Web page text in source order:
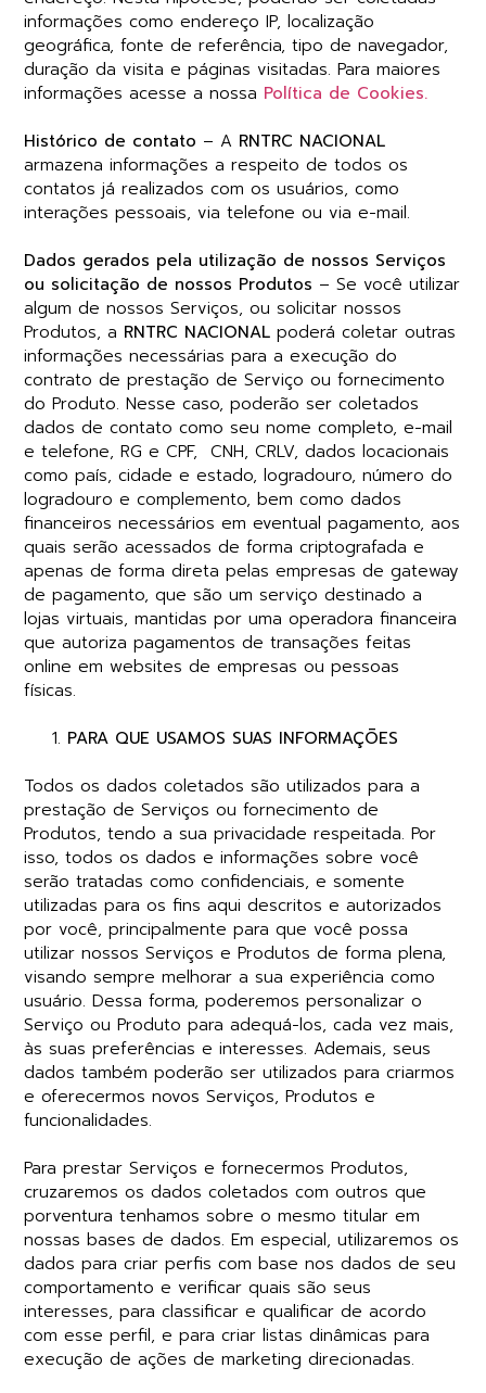
informações como endereço IP, localização
geográfica, fonte de referência, tipo de navegador,
duração da visita e páginas visitadas.Para maiores
informações acesse a nossa Política de Cookies.
Histórico de contato – A RNTRC NACIONAL
armazena informações a respeito de todos os
contatos já realizados com os usuários, como
interações pessoais, via telefone ou via e-mail.
Dados gerados pela utilização de nossos Serviços
ou solicitação de nossos Produtos – Se você utilizar
algum de nossos Serviços, ou solicitar nossos
Produtos, a RNTRC NACIONAL poderá coletar outras
informações necessárias para a execução do
contrato de prestação de Serviço ou fornecimento
do Produto. Nesse caso, poderão ser coletados
dados de contato como seu nome completo, e-mail
e telefone, RG e CPF, CNH, CRLV, dados locacionais
como país, cidade e estado, logradouro, número do
logradouro e complemento, bem como dados
financeiros necessários em eventual pagamento, aos
quais serão acessados de forma criptografada e
apenas de forma direta pelas empresas de gateway
de pagamento, que são um serviço destinado a
lojas virtuais, mantidas por uma operadora financeira
que autoriza pagamentos de transações feitas
online em websites de empresas ou pessoas
físicas.
PARA QUE USAMOS SUAS INFORMAÇÕES
Todos os dados coletados são utilizados para a
prestação de Serviços ou fornecimento de
Produtos, tendo a sua privacidade respeitada. Por
isso, todos os dados e informações sobre você
serão tratadas como confidenciais, e somente
utilizadas para os fins aqui descritos e autorizados
por você, principalmente para que você possa
utilizar nossos Serviços e Produtos de forma plena,
visando sempre melhorar a sua experiência como
usuário. Dessa forma, poderemos personalizar o
Serviço ou Produto para adequá-los, cada vez mais,
às suas preferências e interesses. Ademais, seus
dados também poderão ser utilizados para criarmos
e oferecermos novos Serviços, Produtos e
funcionalidades.
Para prestar Serviços e fornecermos Produtos,
cruzaremos os dados coletados com outros que
porventura tenhamos sobre o mesmo titular em
nossas bases de dados. Em especial, utilizaremos os
dados para criar perfis com base nos dados de seu
comportamento e verificar quais são seus
interesses, para classificar e qualificar de acordo
com esse perfil, e para criar listas dinâmicas para
execução de ações de marketing direcionadas.